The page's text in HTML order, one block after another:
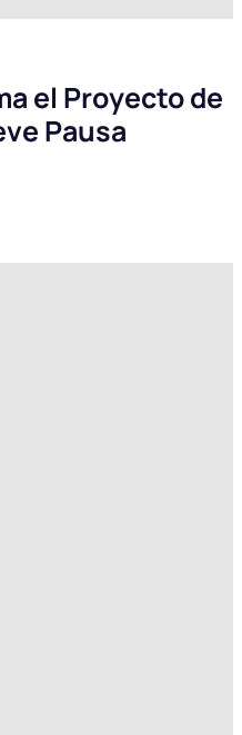
el Proyecto de
Pausa